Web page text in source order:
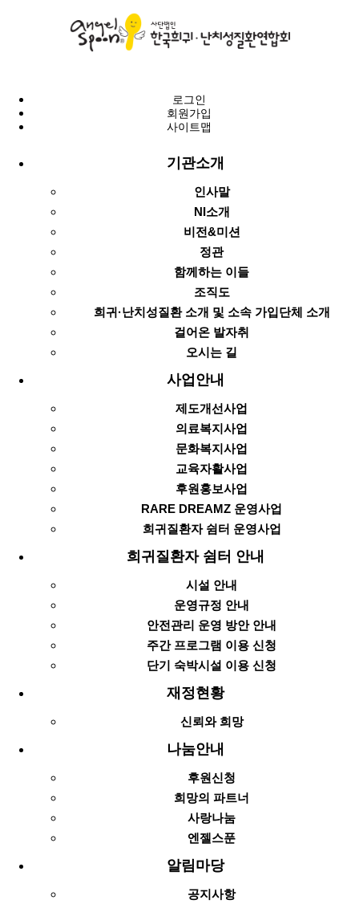
로그인
회원가입
사이트맵
기관소개
인사말
NI소개
비전&미션
정관
함께하는 이들
조직도
희귀·난치성질환 소개 및 소속 가입단체 소개
걸어온 발자취
오시는 길
사업안내
제도개선사업
의료복지사업
문화복지사업
교육자활사업
후원홍보사업
RARE DREAMZ 운영사업
희귀질환자 쉼터 운영사업
희귀질환자 쉼터 안내
시설 안내
운영규정 안내
안전관리 운영 방안 안내
주간 프로그램 이용 신청
단기 숙박시설 이용 신청
재정현황
신뢰와 희망
나눔안내
후원신청
희망의 파트너
사랑나눔
엔젤스푼
알림마당
공지사항